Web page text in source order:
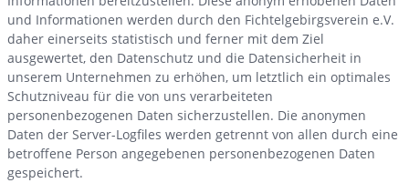
und Informationen werden durch den Fichtelgebirgsverein e.V.
daher einerseits statistisch und ferner mit dem Ziel
ausgewertet, den Datenschutz und die Datensicherheit in
unserem Unternehmen zu erhöhen, um letztlich ein optimales
Schutzniveau für die von uns verarbeiteten
personenbezogenen Daten sicherzustellen. Die anonymen
Daten der Server-Logfiles werden getrennt von allen durch eine
betroffene Person angegebenen personenbezogenen Daten
gespeichert.